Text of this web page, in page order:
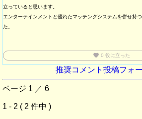
立っていると思います。
エンターテインメントと優れたマッチングシステムを併せ持
た。
favorite 0 役に立った
推奨コメント投稿フォ
ページ 1 ／ 6
1 - 2 ( 2 件中 )